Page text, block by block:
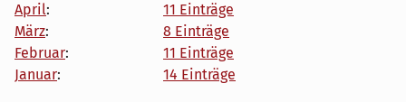
April:
11 Einträge
März:
8 Einträge
Februar:
11 Einträge
Januar: 14 Einträge